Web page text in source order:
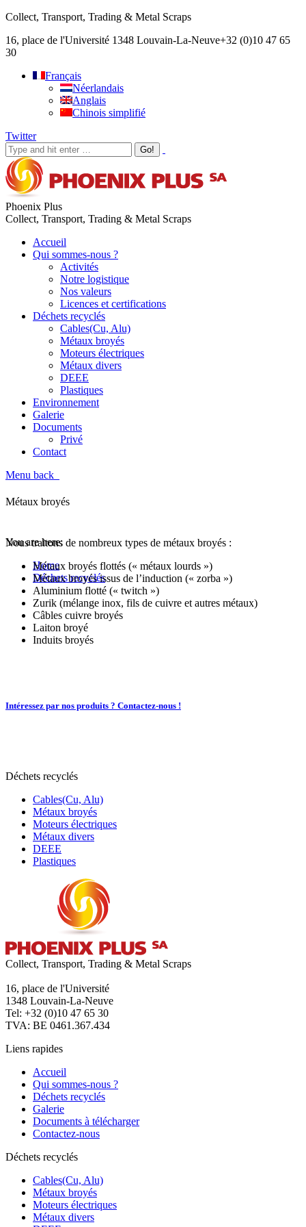
Collect, Transport, Trading & Metal Scraps
16, place de l'Université 1348 Louvain-La-Neuve+32 (0)10 47 65
30
Français
Néerlandais
Anglais
Chinois simplifié
Twitter
Phoenix Plus
Collect, Transport, Trading & Metal Scraps
Accueil
Qui sommes-nous ?
Activités
Notre logistique
Nos valeurs
Licences et certifications
Déchets recyclés
Cables(Cu, Alu)
Métaux broyés
Moteurs électriques
Métaux divers
DEEE
Plastiques
Environnement
Galerie
Documents
Privé
Contact
Menu back
Métaux broyés
You are here:
Home
Déchets recyclés
Métaux broyés
Métaux broyés
Nous traitons de nombreux types de métaux broyés :
Métaux broyés flottés (« métaux lourds »)
Métaux broyés issus de l’induction (« zorba »)
Aluminium flotté (« twitch »)
Zurik (mélange inox, fils de cuivre et autres métaux)
Câbles cuivre broyés
Laiton broyé
Induits broyés
Intéressez par nos produits ? Contactez-nous !
Déchets recyclés
Cables(Cu, Alu)
Métaux broyés
Moteurs électriques
Métaux divers
DEEE
Plastiques
Collect, Transport, Trading & Metal Scraps
16, place de l'Université
1348 Louvain-La-Neuve
Tel: +32 (0)10 47 65 30
TVA: BE 0461.367.434
Liens rapides
Accueil
Qui sommes-nous ?
Déchets recyclés
Galerie
Documents à télécharger
Contactez-nous
Déchets recyclés
Cables(Cu, Alu)
Métaux broyés
Moteurs électriques
Métaux divers